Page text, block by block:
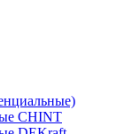
CHINT